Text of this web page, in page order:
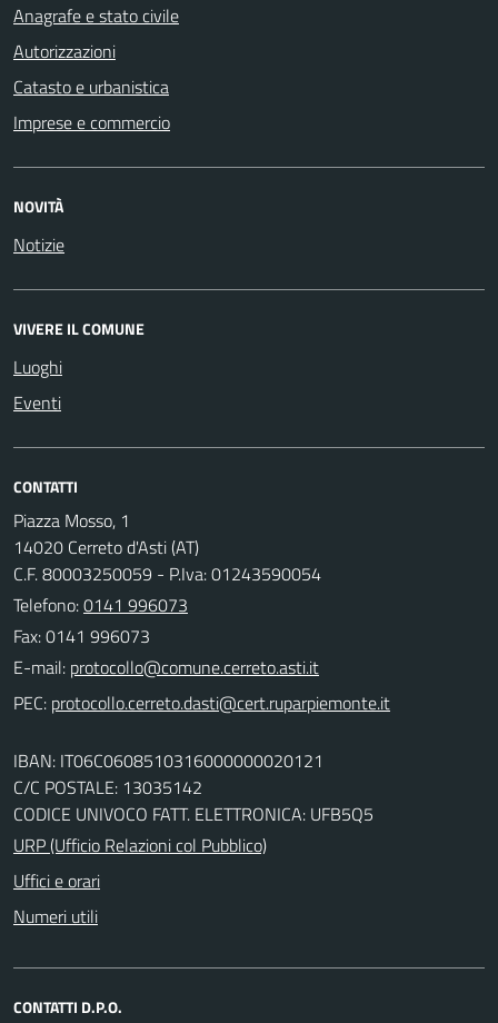
Anagrafe e stato civile
Autorizzazioni
Catasto e urbanistica
Imprese e commercio
NOVITÀ
Notizie
VIVERE IL COMUNE
Luoghi
Eventi
CONTATTI
Piazza Mosso, 1
14020 Cerreto d'Asti (AT)
C.F. 80003250059 - P.Iva: 01243590054
Telefono:0141 996073
Fax: 0141 996073
E-mail:
PEC:
IBAN: IT06C0608510316000000020121
C/C POSTALE: 13035142
CODICE UNIVOCO FATT. ELETTRONICA: UFB5Q5
URP (Ufficio Relazioni col Pubblico)
Uffici e orari
Numeri utili
CONTATTI D.P.O.